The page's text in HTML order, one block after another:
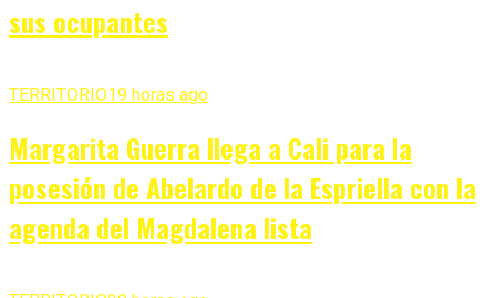
sus ocupantes
TERRITORIO19 horas ago
Margarita Guerra llega a Cali para la
posesión de Abelardo de la Espriella con la
agenda del Magdalena lista